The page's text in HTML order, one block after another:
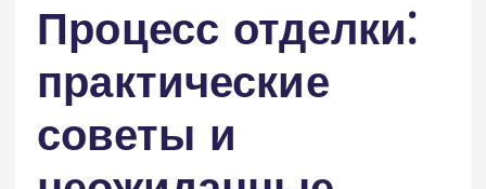
Процесс отделки⁚
практические
советы и